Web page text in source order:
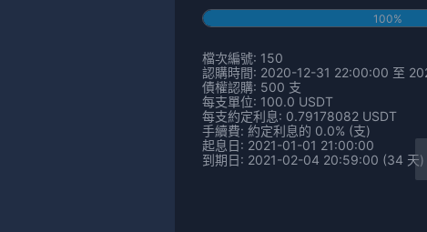
100%
檔次編號: 150
認購時間: 2020-12-31 22:00:00 至
債權認購: 500 支
每支單位: 100.0 USDT
每支約定利息: 0.79178082 USDT
手續費: 約定利息的 0.0% (支)
起息日: 2021-01-01 21:00:00
到期日: 2021-02-04 20:59:00 (34 天)